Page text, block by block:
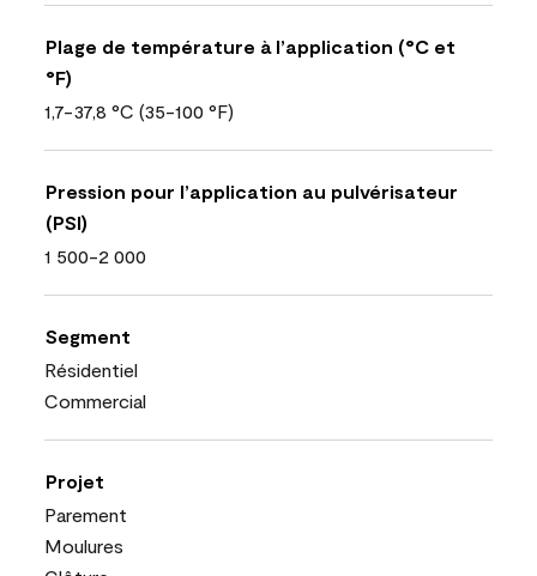
Plage de température à l’application (°C et
°F)
1,7-37,8 °C (35-100 °F)
Pression pour l’application au pulvérisateur
(PSI)
1 500-2 000
Segment
Résidentiel
Commercial
Projet
Parement
Moulures